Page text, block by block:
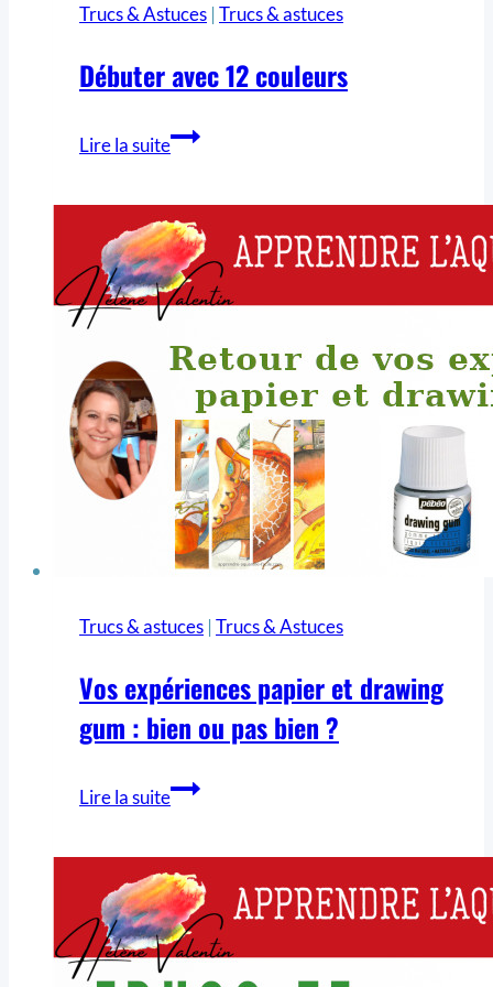
Trucs & Astuces | Trucs & astuces
Débuter avec 12 couleurs
Lire la suite
Trucs & astuces | Trucs & Astuces
Vos expériences papier et drawing
gum : bien ou pas bien ?
Lire la suite